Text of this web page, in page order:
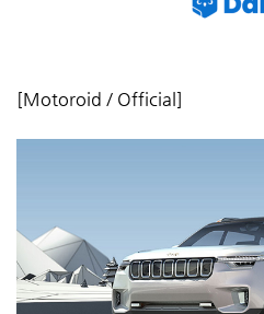
[Motoroid / Official]